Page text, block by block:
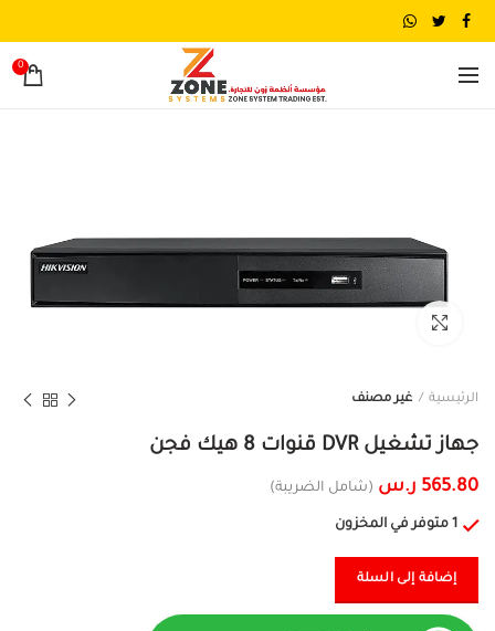
0
الرئيسية غير مصنف
جهاز تشغيل DVR قنوات 8 هيك فجن
565.80 ر.س (شامل الضريبة)
1 متوفر في المخزون
إضافة إلى السلة